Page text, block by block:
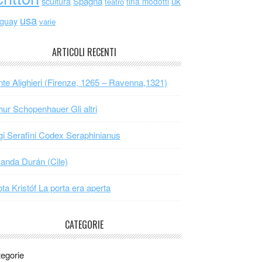
usa varie
ARTICOLI RECENTI
Alighieri (Firenze, 1265 – Ravenna,1321)
Schopenhauer Gli altri
Serafini Codex Seraphinianus
Durán (Cile)
Kristóf La porta era aperta
CATEGORIE